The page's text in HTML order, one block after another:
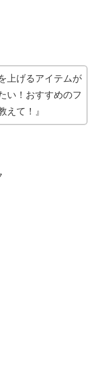
上げるアイテムが
い！おすすめのフ
えて！』